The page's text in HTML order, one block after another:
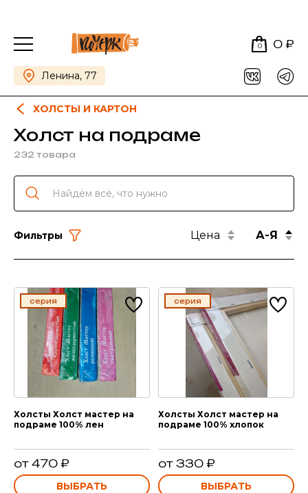
0 0 ₽
Ленина, 77
ХОЛСТЫ И КАРТОН
Холст на подраме
232 товара
Фильтры Цена А-Я
серия
Холсты Холст мастер на
подраме 100% лен
от 470 ₽
ВЫБРАТЬ
серия
Холсты Холст мастер на
подраме 100% хлопок
от 330 ₽
ВЫБРАТЬ